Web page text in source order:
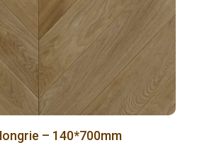
– 140*700mm